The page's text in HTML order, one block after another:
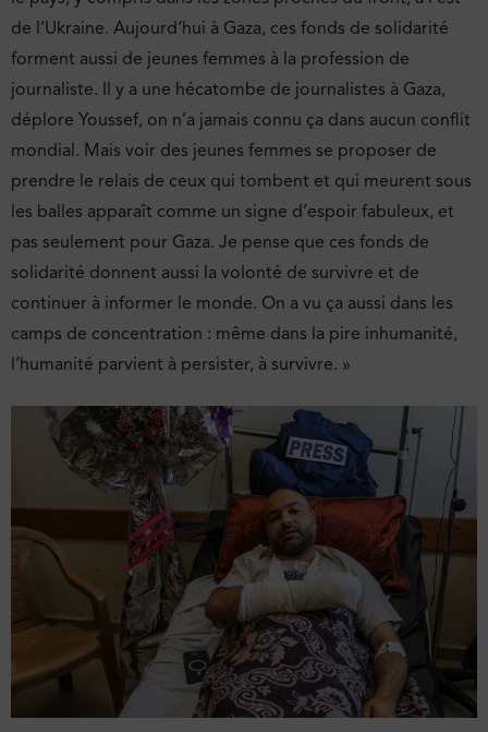
de l’Ukraine. Aujourd’hui à Gaza, ces fonds de solidarité
forment aussi de jeunes femmes à la profession de
journaliste. Il y a une hécatombe de journalistes à Gaza,
déplore Youssef, on n’a jamais connu ça dans aucun conflit
mondial. Mais voir des jeunes femmes se proposer de
prendre le relais de ceux qui tombent et qui meurent sous
les balles apparaît comme un signe d’espoir fabuleux, et
pas seulement pour Gaza. Je pense que ces fonds de
solidarité donnent aussi la volonté de survivre et de
continuer à informer le monde. On a vu ça aussi dans les
camps de concentration : même dans la pire inhumanité,
l’humanité parvient à persister, à survivre. »